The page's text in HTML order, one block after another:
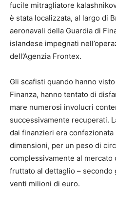
fucile mitragliatore
è stata localizzata, al largo di
aeronavali della Guardia di
islandese impegnati
dell’Agenzia Frontex.
Gli scafisti quando hanno
Finanza, hanno tentato di
mare numerosi involucri
successivamente recuperati.
dai finanzieri era
dimensioni, per un peso di
complessivamente al mercato
fruttato al dettaglio –
venti milioni di euro.